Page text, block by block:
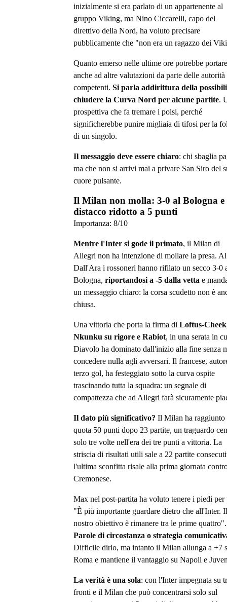
inizialmente si era parlato di un appartenente al
gruppo Viking, ma Nino Ciccarelli, capo del
direttivo della Nord, ha voluto precisare
pubblicamente che "non era un ragazzo dei
Quanto emerso nelle ultime ore potrebbe portare
anche ad altre valutazioni da parte delle autorità
competenti. Si parla addirittura della
chiudere la Curva Nord per alcune partite.
prospettiva che fa tremare i polsi, perché
significherebbe punire migliaia di tifosi per la
di un singolo.
Il messaggio deve essere chiaro: chi sbaglia
ma che non si arrivi mai a privare San Siro del
cuore pulsante.
Il Milan non molla: 3-0 al Bologna e
distacco ridotto a 5 punti
Importanza: 8/10
Mentre l'Inter si gode il primato, il Milan di
Allegri non ha intenzione di mollare la presa. Al
Dall'Ara i rossoneri hanno rifilato un secco 3-0
Bologna, riportandosi a -5 dalla vetta e
un messaggio chiaro: la corsa scudetto non è
chiusa.
Una vittoria che porta la firma di Loftus-
Nkunku su rigore e Rabiot, in una serata in
Diavolo ha dominato dall'inizio alla fine senza
concedere nulla agli avversari. Il francese,
terzo gol, ha festeggiato sotto la curva ospite
trascinando tutta la squadra: un segnale di
compattezza che ad Allegri farà sicuramente
Il dato più significativo? Il Milan ha raggiunto
quota 50 punti dopo 23 partite, un traguardo
solo tre volte nell'era dei tre punti a vittoria. La
striscia di risultati utili sale a 22 partite
l'ultima sconfitta risale alla prima giornata
Cremonese.
Max nel post-partita ha voluto tenere i piedi per
"È più importante guardare dietro che all'Inter. Il
nostro obiettivo è rimanere tra le prime quattro".
Parole di circostanza o strategia
Difficile dirlo, ma intanto il Milan allunga a +7
Roma e mantiene il vantaggio su Napoli e
La verità è una sola: con l'Inter impegnata su
fronti e il Milan che può concentrarsi solo sul